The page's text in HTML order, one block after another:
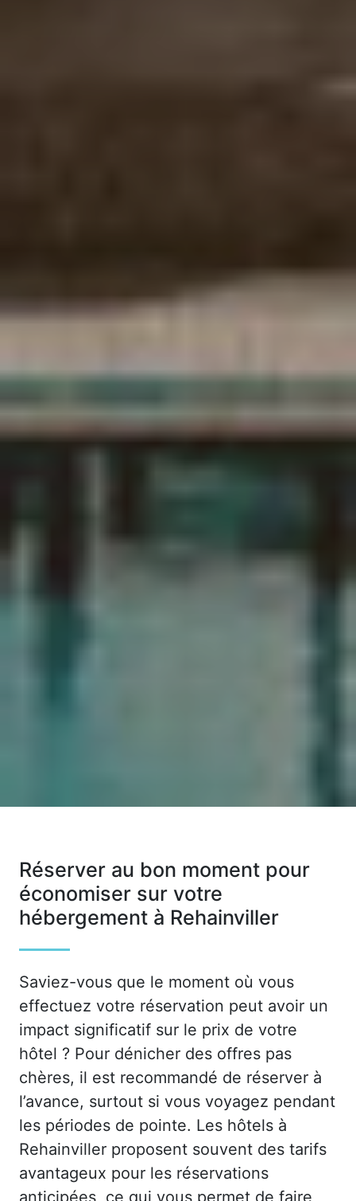
Réserver au bon moment pour
économiser sur votre
hébergement à Rehainviller
Saviez-vous que le moment où vous
effectuez votre réservation peut avoir un
impact significatif sur le prix de votre
hôtel ? Pour dénicher des offres pas
chères, il est recommandé de réserver à
l’avance, surtout si vous voyagez pendant
les périodes de pointe. Les hôtels à
Rehainviller proposent souvent des tarifs
avantageux pour les réservations
anticipées, ce qui vous permet de faire